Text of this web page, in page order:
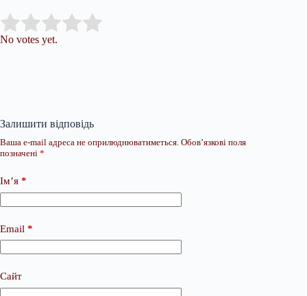
Rate this item:
No votes yet.
Залишити відповідь
Ваша e-mail адреса не оприлюднюватиметься. Обов’язкові поля
позначені *
Ім’я *
Email *
Сайт